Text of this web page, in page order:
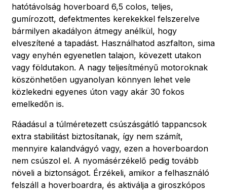
hatótávolság hoverboard 6,5 colos, teljes,
gumírozott, defektmentes kerekekkel felszerelve
bármilyen akadályon átmegy anélkül, hogy
elveszítené a tapadást. Használhatod aszfalton, sima
vagy enyhén egyenetlen talajon, kövezett utakon
vagy földutakon. A nagy teljesítményű motoroknak
köszönhetően ugyanolyan könnyen lehet vele
közlekedni egyenes úton vagy akár 30 fokos
emelkedőn is.
Ráadásul a túlméretezett csúszásgátló tappancsok
extra stabilitást biztosítanak, így nem számít,
mennyire kalandvágyó vagy, ezen a hoverboardon
nem csúszol el. A nyomásérzékelő pedig tovább
növeli a biztonságot. Érzékeli, amikor a felhasználó
felszáll a hoverboardra, és aktiválja a giroszkópos